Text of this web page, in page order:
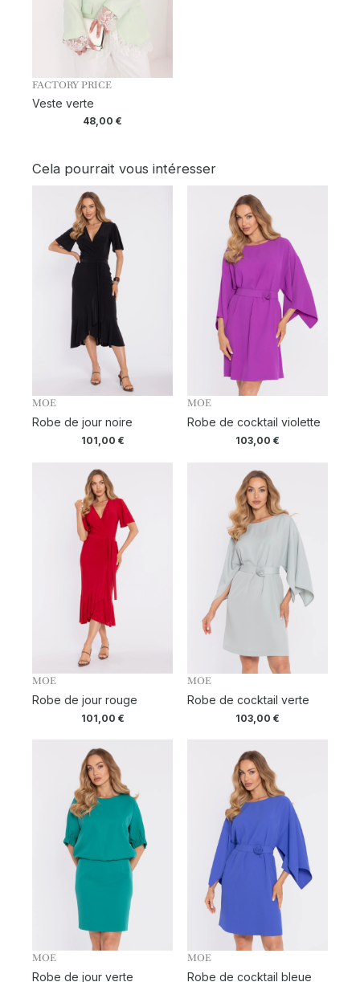
FACTORY PRICE
Veste verte
48,00€
Cela pourrait vous intéresser
MOE
Robe de jour noire
101,00 €
MOE
Robe de cocktail violette
103,00 €
MOE
Robe de jour rouge
101,00 €
MOE
Robe de cocktail verte
103,00 €
MOE
Robe de jour verte
MOE
Robe de cocktail bleue